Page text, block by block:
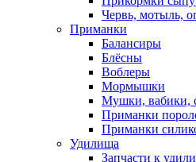
Червь, мотыль,
Приманки
Балансиры
Блёсны
Воблеры
Мормышки
Мушки, вабики,
Приманки
Приманки
Удилища
Запчасти к